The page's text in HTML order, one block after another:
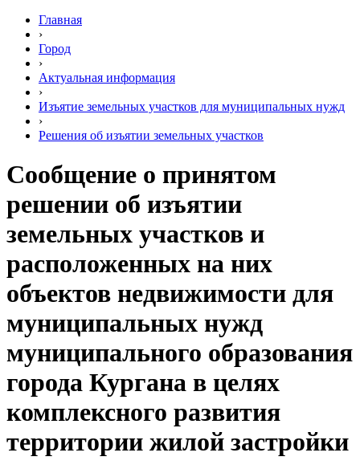
Главная
›
Город
›
Актуальная информация
›
Изъятие земельных участков для муниципальных нужд
›
Решения об изъятии земельных участков
Сообщение о принятом
решении об изъятии
земельных участков и
расположенных на них
объектов недвижимости для
муниципальных нужд
муниципального образования
города Кургана в целях
комплексного развития
территории жилой застройки